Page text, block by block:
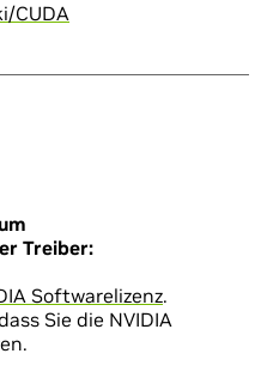
CUDA
Treiber:
Softwarelizenz.
Sie die NVIDIA